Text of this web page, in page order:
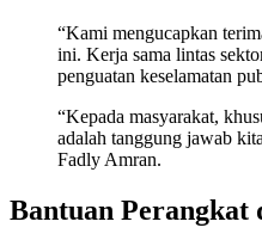
“Kami mengucapkan
ini. Kerja sama lintas
penguatan keselamatan
“Kepada masyarakat,
adalah tanggung jawab
Fadly Amran.
Bantuan Perangkat